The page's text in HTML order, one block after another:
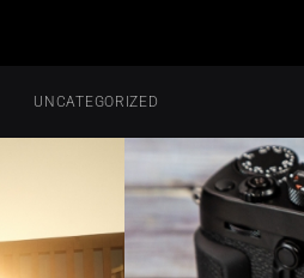
UNCATEGORIZED